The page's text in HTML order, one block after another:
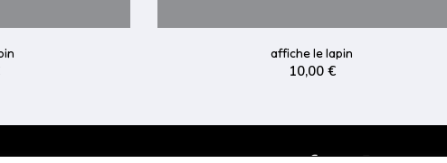
affiche le lapin
10,00 €